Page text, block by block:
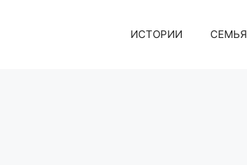
ИСТОРИИ СЕМЬЯ